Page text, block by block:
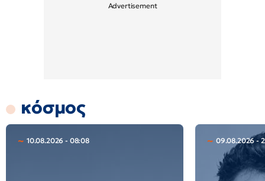
κόσμος
10.08.2026 - 08:08 09.08.2026 -